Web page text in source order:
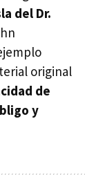
del Dr.
original
de
y